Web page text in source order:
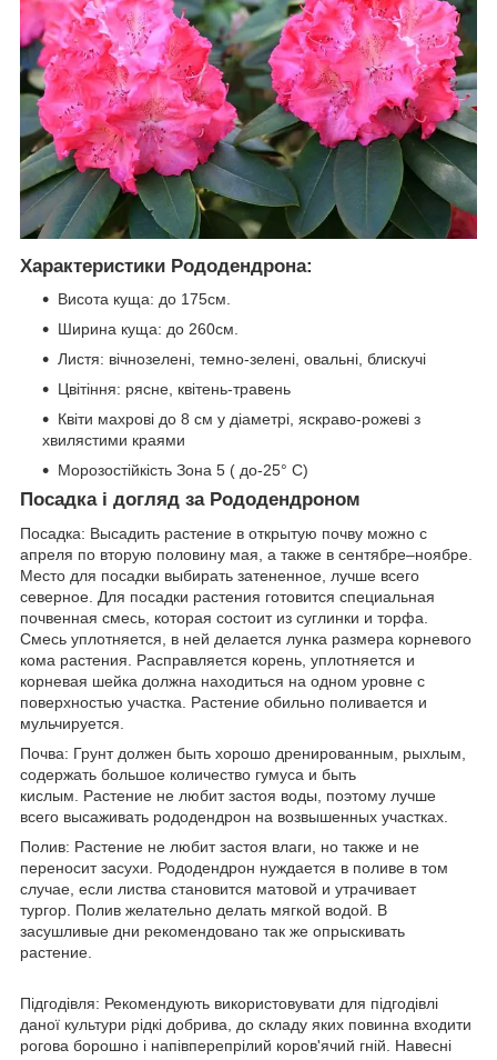
Характеристики Рододендрона:
Висота куща: до 175см.
Ширина куща: до 260см.
Листя: вічнозелені, темно-зелені, овальні, блискучі
Цвітіння: рясне, квітень-травень
Квіти махрові до 8 см у діаметрі, яскраво-рожеві з
хвилястими краями
Морозостійкість Зона 5 ( до-25° C)
Посадка і догляд за Рододендроном
Посадка: Высадить растение в открытую почву можно с
апреля по вторую половину мая, а также в сентябре–ноябре.
Место для посадки выбирать затененное, лучше всего
северное. Для посадки растения готовится специальная
почвенная смесь, которая состоит из суглинки и торфа.
Смесь уплотняется, в ней делается лунка размера корневого
кома растения. Расправляется корень, уплотняется и
корневая шейка должна находиться на одном уровне с
поверхностью участка. Растение обильно поливается и
мульчируется.
Почва: Грунт должен быть хорошо дренированным, рыхлым,
содержать большое количество гумуса и быть
кислым. Растение не любит застоя воды, поэтому лучше
всего высаживать рододендрон на возвышенных участках.
Полив: Растение не любит застоя влаги, но также и не
переносит засухи. Рододендрон нуждается в поливе в том
случае, если листва становится матовой и утрачивает
тургор. Полив желательно делать мягкой водой. В
засушливые дни рекомендовано так же опрыскивать
растение.
Підгодівля: Рекомендують використовувати для підгодівлі
даної культури рідкі добрива, до складу яких повинна входити
рогова борошно і напівперепрілий коров'ячий гній. Навесні